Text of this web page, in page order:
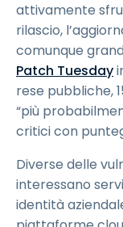
attivamente
rilascio,
comunque
Patch Tuesday
rese pubbliche,
“più
critici con
Diverse delle
interessano
identità